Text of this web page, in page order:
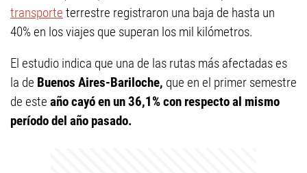
transporte terrestre registraron una baja de hasta un
40% en los viajes que superan los mil kilómetros.
El estudio indica que una de las rutas más afectadas es
la de Buenos Aires-Bariloche, que en el primer semestre
de este año cayó en un 36,1% con respecto al mismo
período del año pasado.